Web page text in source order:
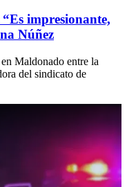
impresionante,
Núñez
Maldonado entre la
del sindicato de